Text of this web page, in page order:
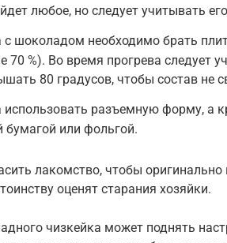
любое, но следует учитывать
с шоколадом необходимо брать
70 %). Во время прогрева следует
80 градусов, чтобы состав не
использовать разъемную форму, а
бумагой или фольгой.
лакомство, чтобы оригинально
оценят старания хозяйки.
чизкейка может поднять